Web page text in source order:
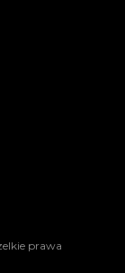
prawa